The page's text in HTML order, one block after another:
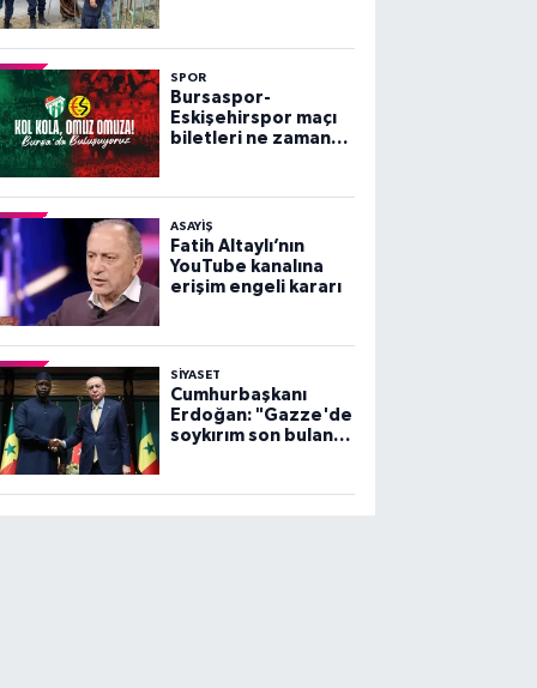
SPOR
Bursaspor-
Eskişehirspor maçı
biletleri ne zaman
ASAYİŞ
Fatih Altaylı’nın
YouTube kanalına
erişim engeli kararı
SİYASET
Cumhurbaşkanı
Erdoğan: "Gazze'de
soykırım son bulana